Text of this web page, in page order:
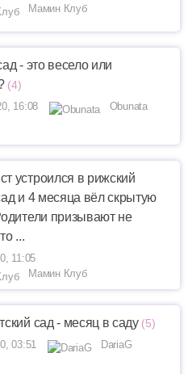
Мамин Клуб
- это весело или
(4)
16:08 Obunata
устроился в рижский
и 4 месяца вёл скрытую
призывают не
...
11:05
Мамин Клуб
сад - месяц в саду (5)
03:51 DariaG